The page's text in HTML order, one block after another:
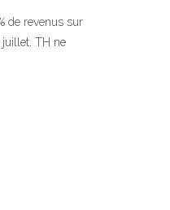
de revenus sur
juillet. TH ne